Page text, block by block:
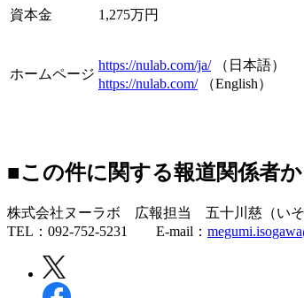
資本金 1,275万円
ホームページ
https://nulab.com/ja/（日本語）
https://nulab.com/（English）
■この件に関する報道関係者
株式会社ヌーラボ 広報担当 五十川慈（いそ
TEL：092-752-5231 E-mail：